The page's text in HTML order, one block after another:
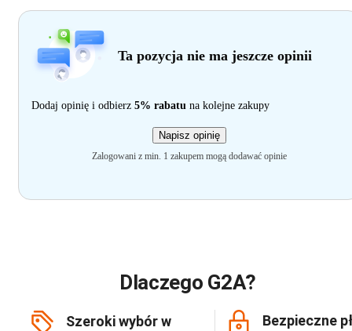
Ta pozycja nie ma jeszcze opinii
Dodaj opinię i odbierz 5% rabatu na kolejne zakupy
Napisz opinię
Zalogowani z min. 1 zakupem mogą dodawać opinie
Dlaczego G2A?
Szeroki wybór w
Bezpieczne